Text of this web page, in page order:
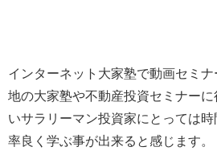
インターネット大家塾で動画セミ
地の大家塾や不動産投資セミナー
いサラリーマン投資家にとっては
率良く学ぶ事が出来ると感じます。